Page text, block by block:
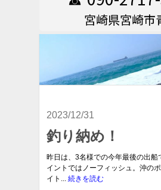
宮崎県宮崎市
2023/12/31
釣り納め！
昨日は、3名様での今年最後の出船
イントではノーフィッシュ。沖のポ
イト... 続きを読む